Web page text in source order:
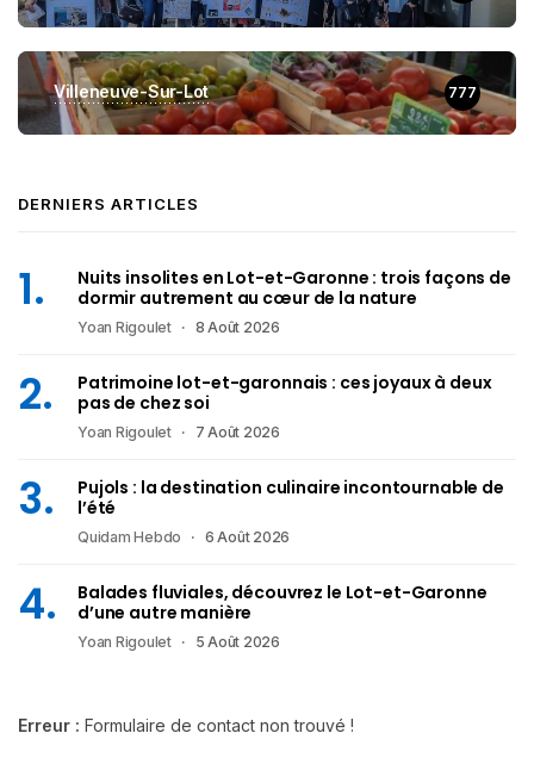
Villeneuve-Sur-Lot 777
DERNIERS ARTICLES
Nuits insolites en Lot-et-Garonne : trois façons de
dormir autrement au cœur de la nature
Yoan Rigoulet 8 Août 2026
Patrimoine lot-et-garonnais : ces joyaux à deux
pas de chez soi
Yoan Rigoulet 7 Août 2026
Pujols : la destination culinaire incontournable de
l’été
Quidam Hebdo 6 Août 2026
Balades fluviales, découvrez le Lot-et-Garonne
d’une autre manière
Yoan Rigoulet 5 Août 2026
Erreur : Formulaire de contact non trouvé !